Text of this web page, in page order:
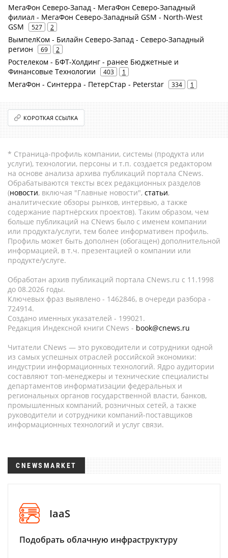
МегаФон Северо-Запад - МегаФон Северо-Западный
филиал - МегаФон Северо-Западный GSM - North-West
GSM
527 2
ВымпелКом - Билайн Северо-Запад - Северо-Западный
регион
69 2
Ростелеком - БФТ-Холдинг - ранее Бюджетные и
Финансовые Технологии
403 1
МегаФон - Синтерра - ПетерСтар - Peterstar 334 1
КОРОТКАЯ ССЫЛКА
* Страница-профиль компании, системы (продукта или
услуги), технологии, персоны и т.п. создается редактором
на основе анализа архива публикаций портала CNews.
Обрабатываются тексты всех редакционных разделов
(новости, включая "Главные новости", статьи,
аналитические обзоры рынков, интервью, а также
содержание партнёрских проектов). Таким образом, чем
больше публикаций на CNews было с именем компании
или продукта/услуги, тем более информативен профиль.
Профиль может быть дополнен (обогащен) дополнительной
информацией, в т.ч. презентацией о компании или
продукте/услуге.
Обработан архив публикаций портала CNews.ru c 11.1998
до 08.2026 годы.
Ключевых фраз выявлено - 1462846, в очереди разбора -
724914.
Создано именных указателей - 199021.
Редакция Индексной книги CNews - book@cnews.ru
Читатели CNews — это руководители и сотрудники одной
из самых успешных отраслей российской экономики:
индустрии информационных технологий. Ядро аудитории
составляют топ-менеджеры и технические специалисты
департаментов информатизации федеральных и
региональных органов государственной власти, банков,
промышленных компаний, розничных сетей, а также
руководители и сотрудники компаний-поставщиков
информационных технологий и услуг связи.
CNEWSMARKET
IaaS
Подобрать облачную инфраструктуру